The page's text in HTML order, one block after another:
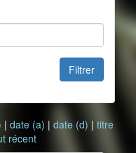
Filtrer
| date (a) | date (d) | titre
récent